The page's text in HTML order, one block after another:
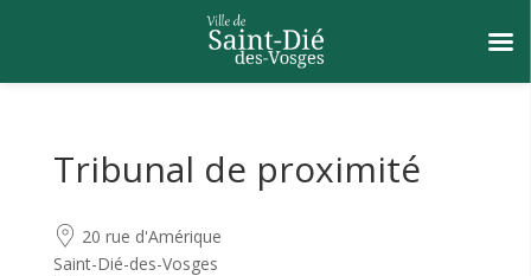
Tribunal de proximité
20 rue d'Amérique
Saint-Dié-des-Vosges